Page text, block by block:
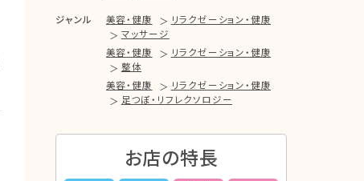
ジャンル 美容・健康
リラクゼーション・健康
マッサージ
美容・健康
リラクゼーション・健康
整体
美容・健康
リラクゼーション・健康
足つぼ・リフレクソロジー
お店の特長